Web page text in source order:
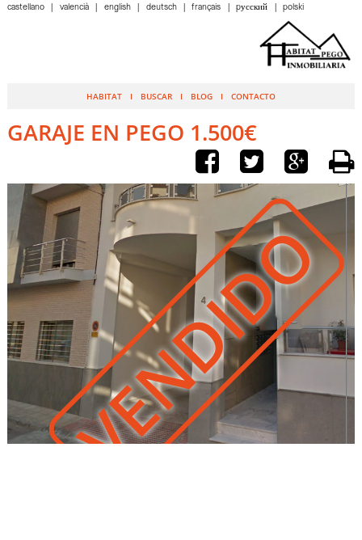
HABITAT BUSCAR BLOG CONTACTO
castellano valencià english deutsch français pусский polski
GARAJE EN PEGO 1.500€
VENDIDO